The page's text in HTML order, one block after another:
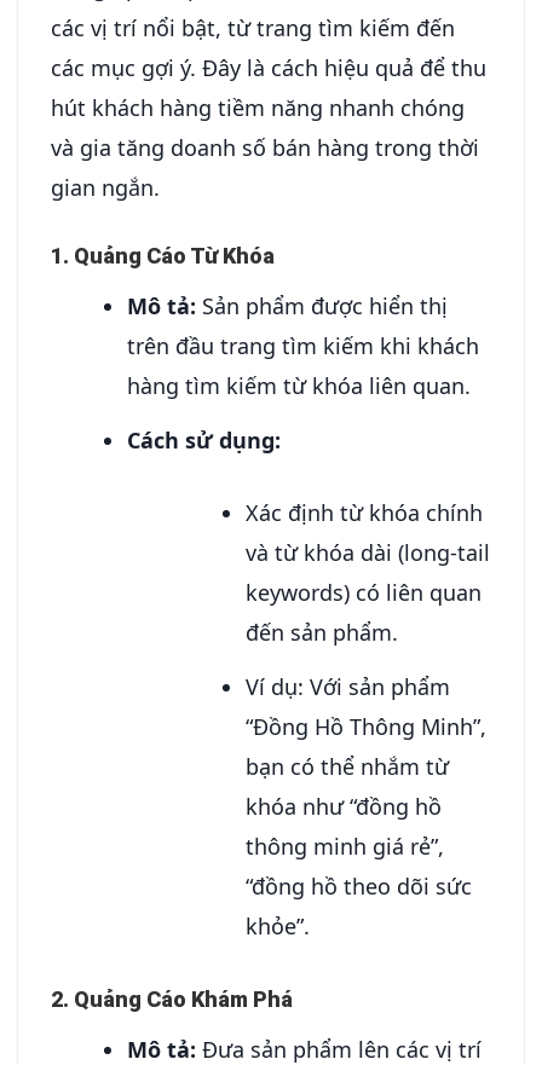
các vị trí nổi bật, từ trang tìm kiếm đến
các mục gợi ý. Đây là cách hiệu quả để thu
hút khách hàng tiềm năng nhanh chóng
và gia tăng doanh số bán hàng trong thời
gian ngắn.
1. Quảng Cáo Từ Khóa
Mô tả: Sản phẩm được hiển thị
trên đầu trang tìm kiếm khi khách
hàng tìm kiếm từ khóa liên quan.
Cách sử dụng:
Xác định từ khóa chính
và từ khóa dài (long-tail
keywords) có liên quan
đến sản phẩm.
Ví dụ: Với sản phẩm
“Đồng Hồ Thông Minh”,
bạn có thể nhắm từ
khóa như “đồng hồ
thông minh giá rẻ”,
“đồng hồ theo dõi sức
khỏe”.
2. Quảng Cáo Khám Phá
Mô tả: Đưa sản phẩm lên các vị trí